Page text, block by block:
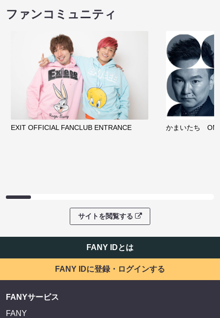
ファンコミュニティ
EXIT OFFICIAL FANCLUB ENTRANCE かまいたち
サイトを閲覧する
FANY IDとは
FANY IDに登録・ログインする
FANYサービス
FANY